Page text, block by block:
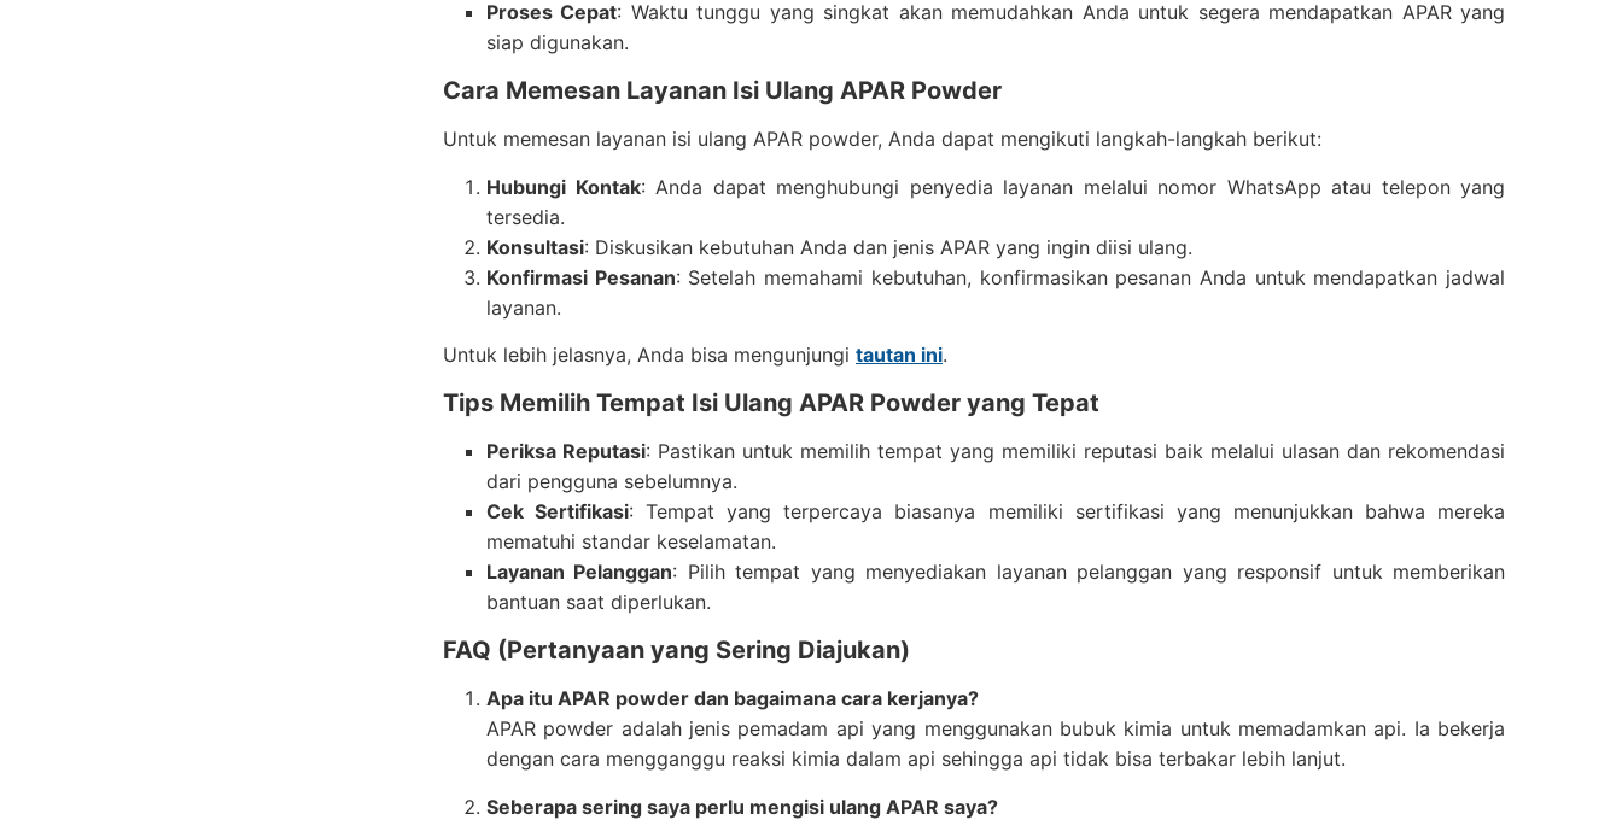
Proses Cepat: Waktu tunggu yang singkat akan memudahkan Anda untuk segera mendapatkan APAR yang
siap digunakan.
Cara Memesan Layanan Isi Ulang APAR Powder
Untuk memesan layanan isi ulang APAR powder, Anda dapat mengikuti langkah-langkah berikut:
Hubungi Kontak: Anda dapat menghubungi penyedia layanan melalui nomor WhatsApp atau telepon yang
tersedia.
Konsultasi: Diskusikan kebutuhan Anda dan jenis APAR yang ingin diisi ulang.
Konfirmasi Pesanan: Setelah memahami kebutuhan, konfirmasikan pesanan Anda untuk mendapatkan jadwal
layanan.
Untuk lebih jelasnya, Anda bisa mengunjungi tautan ini.
Tips Memilih Tempat Isi Ulang APAR Powder yang Tepat
Periksa Reputasi: Pastikan untuk memilih tempat yang memiliki reputasi baik melalui ulasan dan rekomendasi
dari pengguna sebelumnya.
Cek Sertifikasi: Tempat yang terpercaya biasanya memiliki sertifikasi yang menunjukkan bahwa mereka
mematuhi standar keselamatan.
Layanan Pelanggan: Pilih tempat yang menyediakan layanan pelanggan yang responsif untuk memberikan
bantuan saat diperlukan.
FAQ (Pertanyaan yang Sering Diajukan)
Apa itu APAR powder dan bagaimana cara kerjanya?
APAR powder adalah jenis pemadam api yang menggunakan bubuk kimia untuk memadamkan api. Ia bekerja
dengan cara mengganggu reaksi kimia dalam api sehingga api tidak bisa terbakar lebih lanjut.
Seberapa sering saya perlu mengisi ulang APAR saya?